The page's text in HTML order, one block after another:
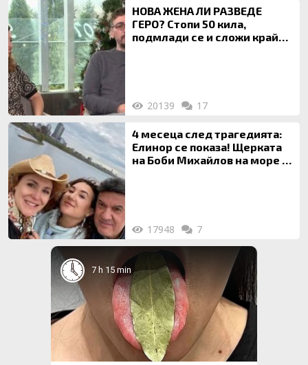
НОВА ЖЕНА ЛИ РАЗВЕДЕ
ГЕРО? Стопи 50 кила,
подмлади се и сложи край
20139 17
4 месеца след трагедията:
Елинор се показа! Щерката
на Боби Михайлов на море с
17948 7
7 h 15 min